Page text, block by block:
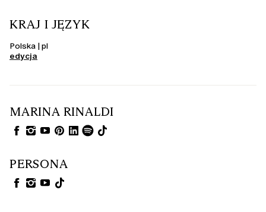
KRAJ I JĘZYK
Polska | pl
edycja
MARINA RINALDI
PERSONA